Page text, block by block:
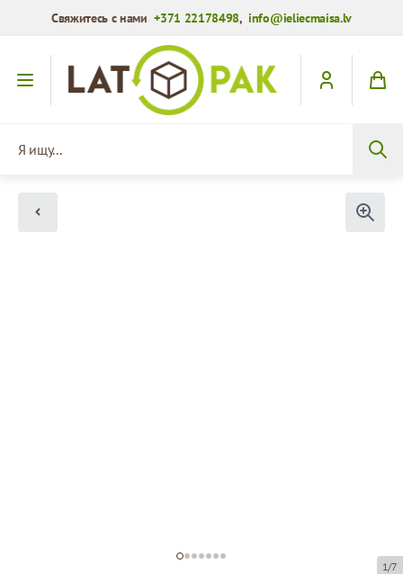
Свяжитесь с нами+371 22178498,info@ieliecmaisa.lv
Перейти к содержимому
1/7